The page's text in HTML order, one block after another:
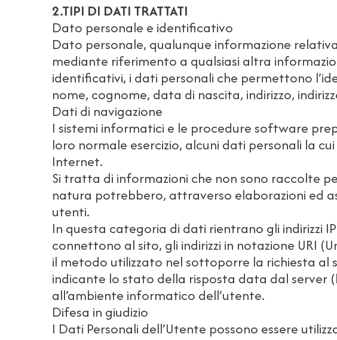
2.TIPI DI DATI TRATTATI
Dato personale e identificativo
Dato personale, qualunque informazione
mediante riferimento a qualsiasi altra
identificativi, i dati personali che permettono
nome, cognome, data di nascita, indirizzo,
Dati di navigazione
I sistemi informatici e le procedure software
loro normale esercizio, alcuni dati personali la
Internet.
Si tratta di informazioni che non sono raccolte
natura potrebbero, attraverso elaborazioni ed
utenti.
In questa categoria di dati rientrano gli indirizzi
connettono al sito, gli indirizzi in notazione URI
il metodo utilizzato nel sottoporre la richiesta al
indicante lo stato della risposta data dal server
all’ambiente informatico dell’utente.
Difesa in giudizio
I Dati Personali dell’Utente possono essere